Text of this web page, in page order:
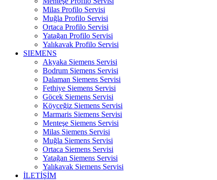
Milas Profilo Servisi
Muğla Profilo Servisi
Ortaca Profilo Servisi
Yatağan Profilo Servisi
Yalıkavak Profilo Servisi
SIEMENS
Akyaka Siemens Servisi
Bodrum Siemens Servisi
Dalaman Siemens Servisi
Fethiye Siemens Servisi
Göcek Siemens Servisi
Köyceğiz Siemens Servisi
Marmaris Siemens Servisi
Menteşe Siemens Servisi
Milas Siemens Servisi
Muğla Siemens Servisi
Ortaca Siemens Servisi
Yatağan Siemens Servisi
Yalıkavak Siemens Servisi
İLETİŞİM